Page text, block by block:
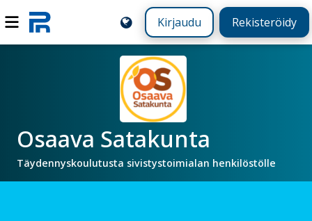
Kirjaudu Rekisteröidy
Osaava Satakunta
Täydennyskoulutusta sivistystoimialan henkilöstölle